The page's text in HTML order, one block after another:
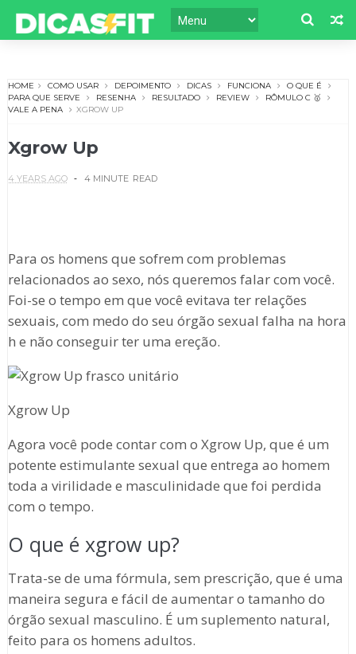
HOME COMO USAR DEPOIMENTO DICAS FUNCIONA
O QUE É
PARA QUE SERVE
RESENHA RESULTADO REVIEW
RÔMULO C 🥇
VALE A PENA
XGROW UP
Xgrow Up
4 YEARS AGO 4 MINUTE READ
Para os homens que sofrem com problemas
relacionados ao sexo, nós queremos falar com você.
Foi-se o tempo em que você evitava ter relações
sexuais, com medo do seu órgão sexual falha na hora
h e não conseguir ter uma ereção.
Xgrow Up
Agora você pode contar com o Xgrow Up, que é um
potente estimulante sexual que entrega ao homem
toda a virilidade e masculinidade que foi perdida
com o tempo.
O que é xgrow up?
Trata-se de uma fórmula, sem prescrição, que é uma
maneira segura e fácil de aumentar o tamanho do
órgão sexual masculino. É um suplemento natural,
feito para os homens adultos.